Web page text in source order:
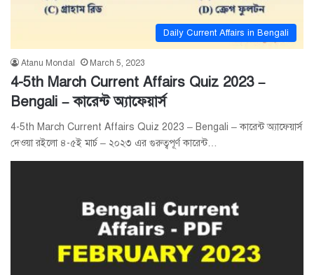
Daily Current Affairs in Bengali
Atanu Mondal March 5, 2023
4-5th March Current Affairs Quiz 2023 –
Bengali – কারেন্ট অ্যাফেয়ার্স
4-5th March Current Affairs Quiz 2023 – Bengali – কারেন্ট অ্যাফেয়ার্স
দেওয়া রইলো ৪-৫ই মার্চ – ২০২৩ এর গুরুত্বপূর্ণ কারেন্ট…